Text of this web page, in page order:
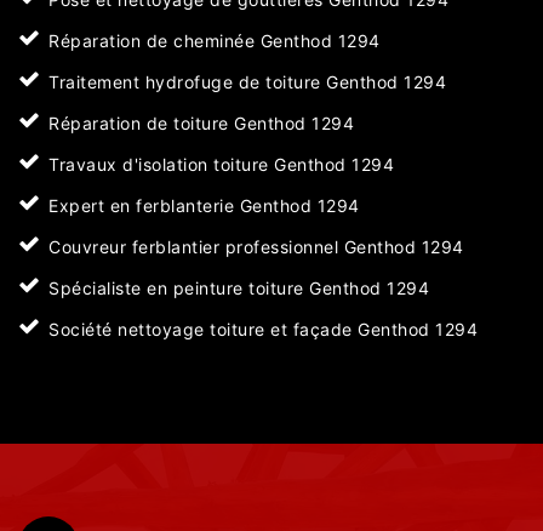
Réparation de cheminée Genthod 1294
Traitement hydrofuge de toiture Genthod 1294
Réparation de toiture Genthod 1294
Travaux d'isolation toiture Genthod 1294
Expert en ferblanterie Genthod 1294
Couvreur ferblantier professionnel Genthod 1294
Spécialiste en peinture toiture Genthod 1294
Société nettoyage toiture et façade Genthod 1294